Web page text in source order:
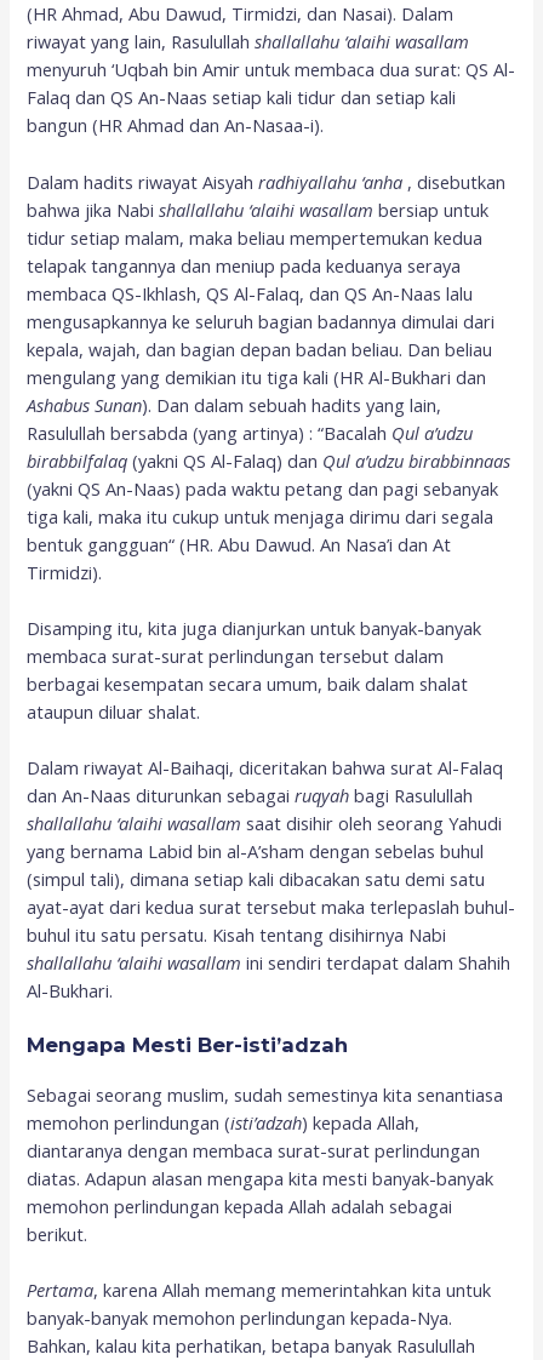
(HR Ahmad, Abu Dawud, Tirmidzi, dan Nasai). Dalam
riwayat yang lain, Rasulullahshallallahu ‘alaihi wasallam
menyuruh ‘Uqbah bin Amir untuk membaca dua surat: QS Al-
Falaq dan QS An-Naas setiap kali tidur dan setiap kali
bangun (HR Ahmad dan An-Nasaa-i).
Dalam hadits riwayat Aisyahradhiyallahu ‘anha , disebutkan
bahwa jika Nabishallallahu ‘alaihi wasallam bersiap untuk
tidur setiap malam, maka beliau mempertemukan kedua
telapak tangannya dan meniup pada keduanya seraya
membaca QS-Ikhlash, QS Al-Falaq, dan QS An-Naas lalu
mengusapkannya ke seluruh bagian badannya dimulai dari
kepala, wajah, dan bagian depan badan beliau. Dan beliau
mengulang yang demikian itu tiga kali (HR Al-Bukhari dan
Ashabus Sunan). Dan dalam sebuah hadits yang lain,
Rasulullah bersabda (yang artinya) : “Bacalah Qul a’udzu
birabbilfalaq (yakni QS Al-Falaq) dan Qul a’udzu birabbinnaas
(yakni QS An-Naas) pada waktu petang dan pagi sebanyak
tiga kali, maka itu cukup untuk menjaga dirimu dari segala
bentuk gangguan“ (HR. Abu Dawud. An Nasa’i dan At
Tirmidzi).
Disamping itu, kita juga dianjurkan untuk banyak-banyak
membaca surat-surat perlindungan tersebut dalam
berbagai kesempatan secara umum, baik dalam shalat
ataupun diluar shalat.
Dalam riwayat Al-Baihaqi, diceritakan bahwa surat Al-Falaq
dan An-Naas diturunkan sebagairuqyah bagi Rasulullah
shallallahu ‘alaihi wasallam saat disihir oleh seorang Yahudi
yang bernama Labid bin al-A’sham dengan sebelas buhul
(simpul tali), dimana setiap kali dibacakan satu demi satu
ayat-ayat dari kedua surat tersebut maka terlepaslah buhul-
buhul itu satu persatu. Kisah tentang disihirnya Nabi
shallallahu ‘alaihi wasallam ini sendiri terdapat dalam Shahih
Al-Bukhari.
Mengapa Mesti Ber-isti’adzah
Sebagai seorang muslim, sudah semestinya kita senantiasa
memohon perlindungan (isti’adzah) kepada Allah,
diantaranya dengan membaca surat-surat perlindungan
diatas. Adapun alasan mengapa kita mesti banyak-banyak
memohon perlindungan kepada Allah adalah sebagai
berikut.
Pertama, karena Allah memang memerintahkan kita untuk
banyak-banyak memohon perlindungan kepada-Nya.
Bahkan, kalau kita perhatikan, betapa banyak Rasulullah